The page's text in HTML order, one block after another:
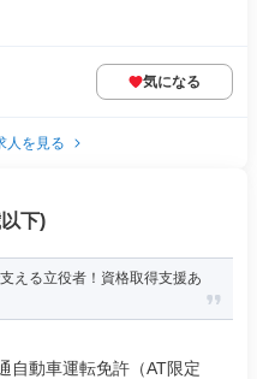
気になる
人を見る
下)
える立役者！資格取得支援あ
自動車運転免許（AT限定